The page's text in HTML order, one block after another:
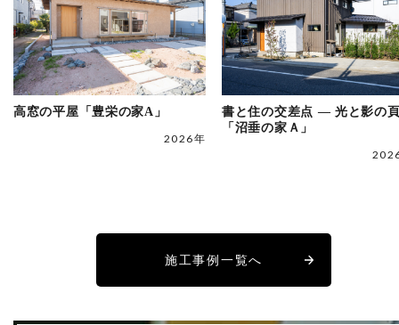
高窓の平屋「豊栄の家A」
2026年
書と住の交差点 ― 光と影の
「沼垂の家Ａ」
施工事例一覧へ